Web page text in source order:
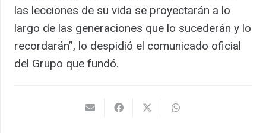
las lecciones de su vida se proyectarán a lo
largo de las generaciones que lo sucederán y lo
recordarán”, lo despidió el comunicado oficial
del Grupo que fundó.